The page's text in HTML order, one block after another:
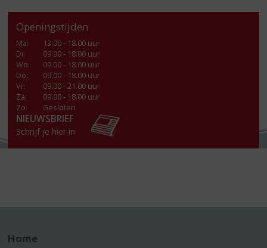
Openingstijden
Ma:
13:00 - 18.00 uur
Di:
09.00 - 18.00 uur
Wo:
09.00 - 18.00 uur
Do:
09.00 - 18.00 uur
Vr:
09.00 - 21.00 uur
Za:
09.00 - 18.00 uur
Zo:
Gesloten
NIEUWSBRIEF
Schrijf je hier in
Home